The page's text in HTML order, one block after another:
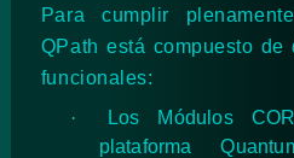
Para cumplir
QPath está compuesto de
funcionales:
·
Los Módulos
plataforma